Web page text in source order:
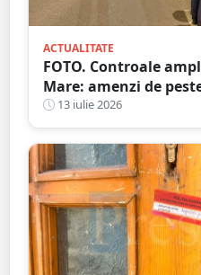
ACTUALITATE
FOTO. Controale
Mare: amenzi de
certificate de
șoferi s-au ales cu
13 iulie 2026